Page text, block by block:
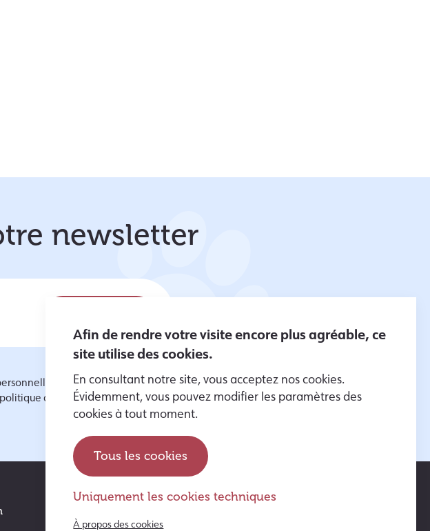
newsletter
pour m'envoyer des
de protection des données
Afin de rendre votre visite encore plus agréable, ce
site utilise des cookies.
En consultant notre site, vous acceptez nos cookies.
Évidemment, vous pouvez modifier les paramètres des
cookies à tout moment.
Tous les cookies
Uniquement les cookies techniques
À propos des cookies